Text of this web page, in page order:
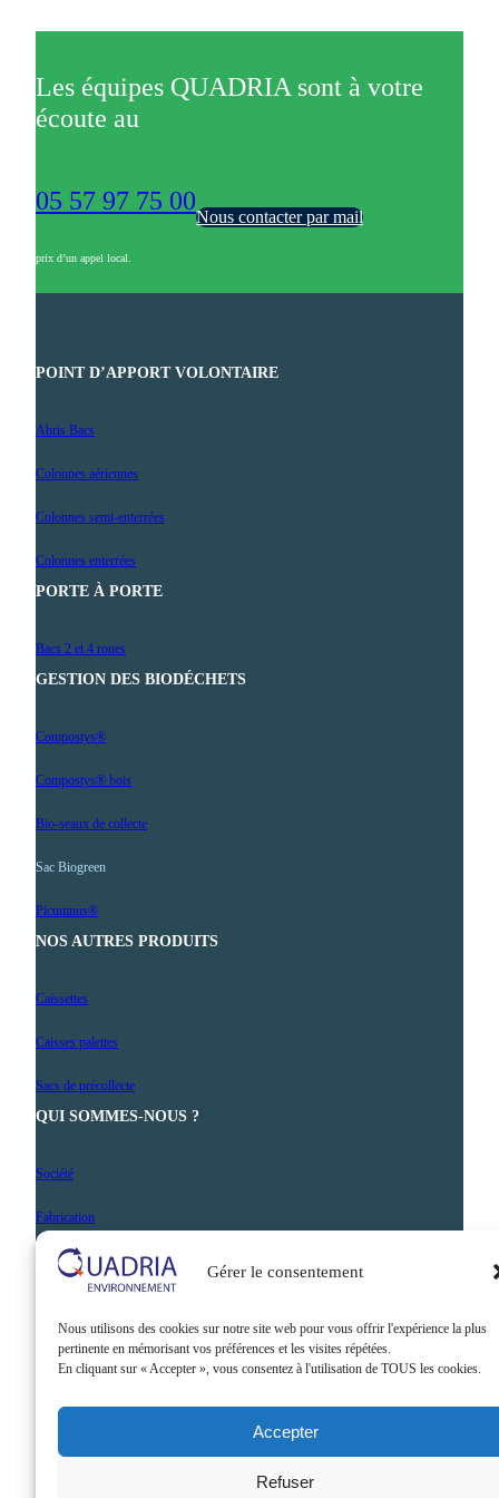
Gérer le consentement
Nous utilisons des cookies sur notre site web pour vous offrir l'expérience la plus
pertinente en mémorisant vos préférences et les visites répétées.
En cliquant sur « Accepter », vous consentez à l'utilisation de TOUS les cookies.
Accepter
Refuser
Les équipes QUADRIA sont à votre
écoute au
05 57 97 75 00
prix d’un appel local.
Nous contacter par mail
POINT D’APPORT VOLONTAIRE
Abris Bacs
Colonnes aériennes
Colonnes semi-enterrées
Colonnes enterrées
PORTE À PORTE
Bacs 2 et 4 roues
GESTION DES BIODÉCHETS
Compostys®
Compostys® bois
Bio-seaux de collecte
Sac Biogreen
Picumnus®
NOS AUTRES PRODUITS
Caissettes
Caisses palettes
Sacs de précollecte
QUI SOMMES-NOUS ?
Société
Fabrication
Nos prestations
Contact
Mentions